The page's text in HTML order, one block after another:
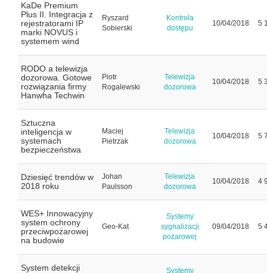
KaDe Premium
Plus II. Integracja z
rejestratorami IP
marki NOVUS i
systemem wind
Ryszard
Sobierski
Kontrola
dostępu
10/04/2018 5
RODO a telewizja
dozorowa. Gotowe
rozwiązania firmy
Hanwha Techwin
Piotr
Rogalewski
Telewizja
dozorowa
10/04/2018 5
Sztuczna
inteligencja w
systemach
bezpieczeństwa
Maciej
Pietrzak
Telewizja
dozorowa
10/04/2018 5
Dziesięć trendów w
2018 roku
Johan
Paulsson
Telewizja
dozorowa
10/04/2018 4
WES+ Innowacyjny
system ochrony
przeciwpożarowej
na budowie
Geo-Kat
Systemy
sygnalizacji
pożarowej
09/04/2018 5
System detekcji
Systemy